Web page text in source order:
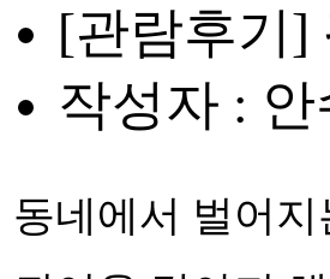
[관람후기]
작성자 : 안
동네에서 벌어